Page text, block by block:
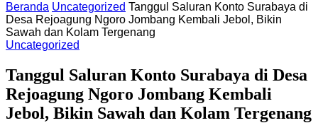
Beranda Uncategorized Tanggul Saluran Konto Surabaya di
Desa Rejoagung Ngoro Jombang Kembali Jebol, Bikin
Sawah dan Kolam Tergenang
Uncategorized
Tanggul Saluran Konto Surabaya di Desa
Rejoagung Ngoro Jombang Kembali
Jebol, Bikin Sawah dan Kolam Tergenang